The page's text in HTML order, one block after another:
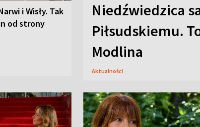
i Wisły. Tak
od strony
Niedźwiedzica
Piłsudskiemu.
Modlina
Aktualności